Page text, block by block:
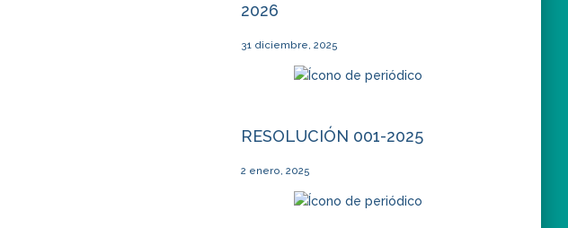
2026
31 diciembre, 2025
RESOLUCIÓN 001-2025
2 enero, 2025